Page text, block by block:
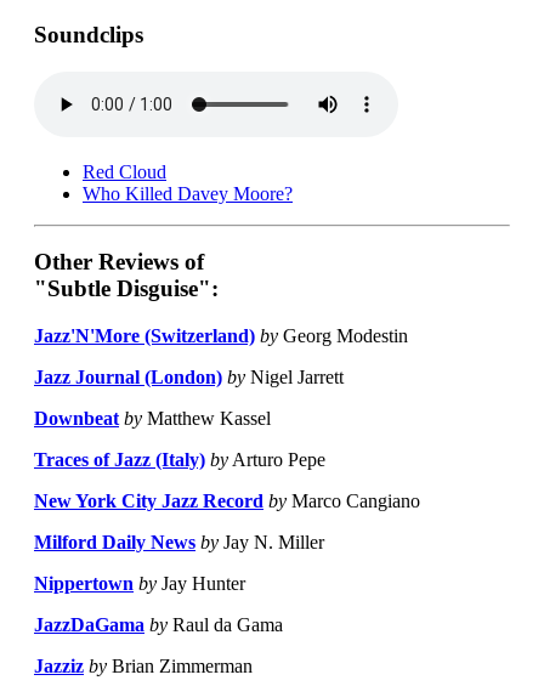
Soundclips
Red Cloud
Who Killed Davey Moore?
Other Reviews of
"Subtle Disguise":
Jazz'N'More (Switzerland) by Georg Modestin
Jazz Journal (London) by Nigel Jarrett
Downbeat by Matthew Kassel
Traces of Jazz (Italy) by Arturo Pepe
New York City Jazz Record by Marco Cangiano
Milford Daily News by Jay N. Miller
Nippertown by Jay Hunter
JazzDaGama by Raul da Gama
Jazziz by Brian Zimmerman